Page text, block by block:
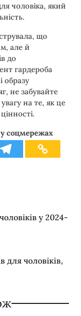
чоловіка, який
що
але й
до
гардероба
образу
не забувайте
на те, як це
соцмережах
у 2024-
для чоловіків,